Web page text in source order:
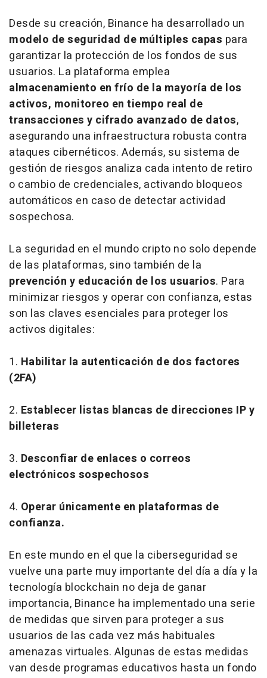
Desde su creación, Binance ha desarrollado un
modelo de seguridad de múltiples capas para
garantizar la protección de los fondos de sus
usuarios. La plataforma emplea
almacenamiento en frío de la mayoría de los
activos, monitoreo en tiempo real de
transacciones y cifrado avanzado de datos,
asegurando una infraestructura robusta contra
ataques cibernéticos. Además, su sistema de
gestión de riesgos analiza cada intento de retiro
o cambio de credenciales, activando bloqueos
automáticos en caso de detectar actividad
sospechosa.
La seguridad en el mundo cripto no solo depende
de las plataformas, sino también de la
prevención y educación de los usuarios. Para
minimizar riesgos y operar con confianza, estas
son las claves esenciales para proteger los
activos digitales:
1. Habilitar la autenticación de dos factores
(2FA)
2. Establecer listas blancas de direcciones IP y
billeteras
3. Desconfiar de enlaces o correos
electrónicos sospechosos
4. Operar únicamente en plataformas de
confianza.
En este mundo en el que la ciberseguridad se
vuelve una parte muy importante del día a día y la
tecnología blockchain no deja de ganar
importancia, Binance ha implementado una serie
de medidas que sirven para proteger a sus
usuarios de las cada vez más habituales
amenazas virtuales. Algunas de estas medidas
van desde programas educativos hasta un fondo